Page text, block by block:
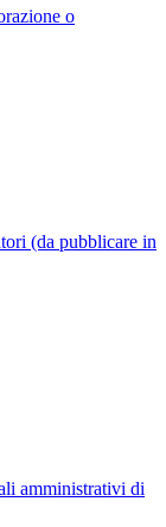
o
(da pubblicare in
amministrativi di